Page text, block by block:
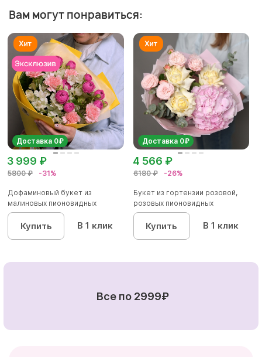
Вам могут понравиться:
Доставка 0₽
5800 ₽ -31%
3 999 ₽
Дофаминовый букет из
малиновых пионовидных
кустовых роз...
Купить В 1 клик
Доставка 0₽
6180 ₽ -26%
4 566 ₽
Букет из гортензии розовой,
розовых пионовидных
кустовы...
Купить В 1 клик
Все по 2999₽